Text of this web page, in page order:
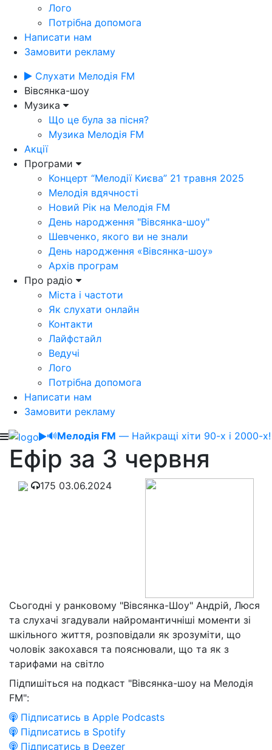
Лого
Потрібна допомога
Написати нам
Замовити рекламу
Слухати Мелодія FM
Вівсянка-шоу
Музика
Що це була за пісня?
Музика Мелодія FM
Акції
Програми
Концерт “Мелодії Києва” 21 травня 2025
Мелодія вдячності
Новий Рік на Мелодія FM
День народження "Вівсянка-шоу"
Шевченко, якого ви не знали
День народження «Вівсянка-шоу»
Архів програм
Про радіо
Міста і частоти
Як слухати онлайн
Контакти
Лайфстайл
Ведучі
Лого
Потрібна допомога
Написати нам
Замовити рекламу
🔊Мелодія FM — Найкращі хіти 90-х і 2000-х!
Ефір за 3 червня
175 03.06.2024
Сьогодні у ранковому "Вівсянка-Шоу" Андрій, Люся
та слухачі згадували найромантичніші моменти зі
шкільного життя, розповідали як зрозуміти, що
чоловік закохався та пояснювали, що та як з
тарифами на світло
Підпишіться на подкаст "Вівсянка-шоу на Мелодія
FM":
Підписатись в Apple Podcasts
Підписатись в Spotify
Підписатись в Deezer